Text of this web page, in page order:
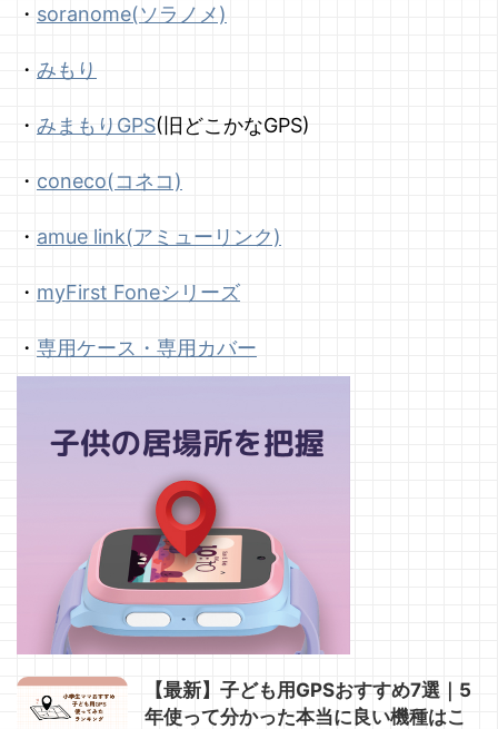
・ soranome(ソラノメ)
・ みもり
・ みまもりGPS(旧どこかなGPS)
・ coneco(コネコ)
・ amue link(アミューリンク)
・ myFirst Foneシリーズ
・ 専用ケース・専用カバー
【最新】子ども用GPSおすすめ7選｜5
年使って分かった本当に良い機種はこ